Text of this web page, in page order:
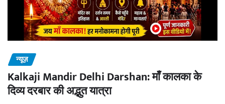
न्यूज़
Kalkaji Mandir Delhi Darshan: माँ कालका के
दिव्य दरबार की अद्भुत यात्रा